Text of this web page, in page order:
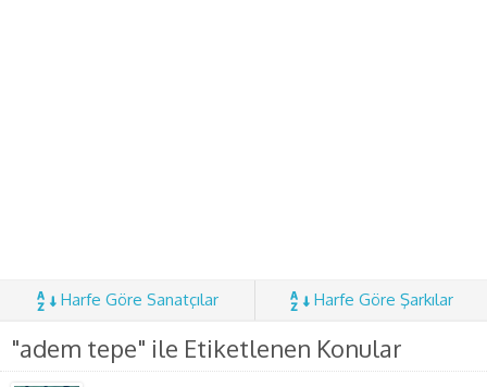
Harfe Göre Sanatçılar Harfe Göre Şarkılar
"adem tepe" ile Etiketlenen Konular